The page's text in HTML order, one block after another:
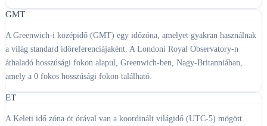
GMT
A Greenwich-i középidő (GMT) egy időzóna, amelyet gyakran használnak
a világ standard időreferenciájaként. A Londoni Royal Observatory-n
áthaladó hosszúsági fokon alapul, Greenwich-ben, Nagy-Britanniában,
amely a 0 fokos hosszúsági fokon található.
ET
A Keleti idő zóna öt órával van a koordinált világidő (UTC-5) mögött.